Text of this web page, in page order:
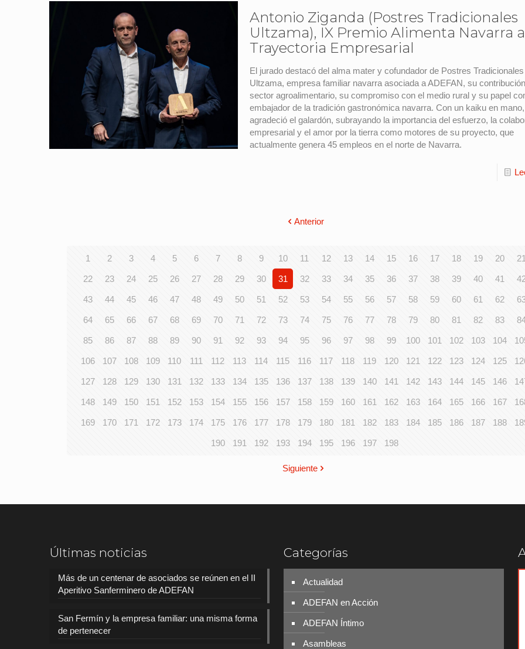
Antonio Ziganda (Postres Tradicionales
Ultzama), IX Premio Alimenta Navarra
Trayectoria Empresarial
El jurado destacó del alma mater y cofundador de Postres Tradicionales
Ultzama, empresa familiar navarra asociada a ADEFAN, su
sector agroalimentario, su compromiso con el medio rural y su papel
embajador de la tradición gastronómica navarra. Con un kaiku en
agradeció el galardón, subrayando la importancia del esfuerzo, la
empresarial y el amor por la tierra como motores de su proyecto, que
actualmente genera 45 empleos en el norte de Navarra.
Anterior
1 2 3 4 5 6 7 8 9 10 11 12 13 14 15 16 17 18 19 20 21
22 23 24 25 26 27 28 29 30 31 32 33 34 35 36 37 38 39 40 41
43 44 45 46 47 48 49 50 51 52 53 54 55 56 57 58 59 60 61 62
64 65 66 67 68 69 70 71 72 73 74 75 76 77 78 79 80 81 82 83
85 86 87 88 89 90 91 92 93 94 95 96 97 98 99 100 101 102 103 104
106 107 108 109 110 111 112 113 114 115 116 117 118 119 120 121 122 123 124 125
127 128 129 130 131 132 133 134 135 136 137 138 139 140 141 142 143 144 145 146
148 149 150 151 152 153 154 155 156 157 158 159 160 161 162 163 164 165 166 167
169 170 171 172 173 174 175 176 177 178 179 180 181 182 183 184 185 186 187 188
190 191 192 193 194 195 196 197 198
Siguiente
Últimas noticias
Más de un centenar de asociados se reúnen en el II
Aperitivo Sanferminero de ADEFAN
San Fermín y la empresa familiar: una misma forma
de pertenecer
Categorías
Actualidad
ADEFAN en Acción
ADEFAN Íntimo
Asambleas